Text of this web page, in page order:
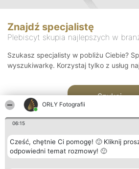
ORŁY Fotografii
06:15
Cześć, chętnie Ci pomogę! 🙂 Kliknij
odpowiedni temat rozmowy! 🙂
Znajdź specjalistę
Plebiscyt skupia najlepszych w
Szukasz specjalisty w pobliżu Ciebie?
wyszukiwarkę. Korzystaj tylko z usług
Szukaj